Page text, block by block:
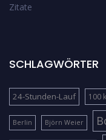
Zitate
SCHLAGWÖRTER
24-Stunden-Lauf 100
Berlin Björn Weier